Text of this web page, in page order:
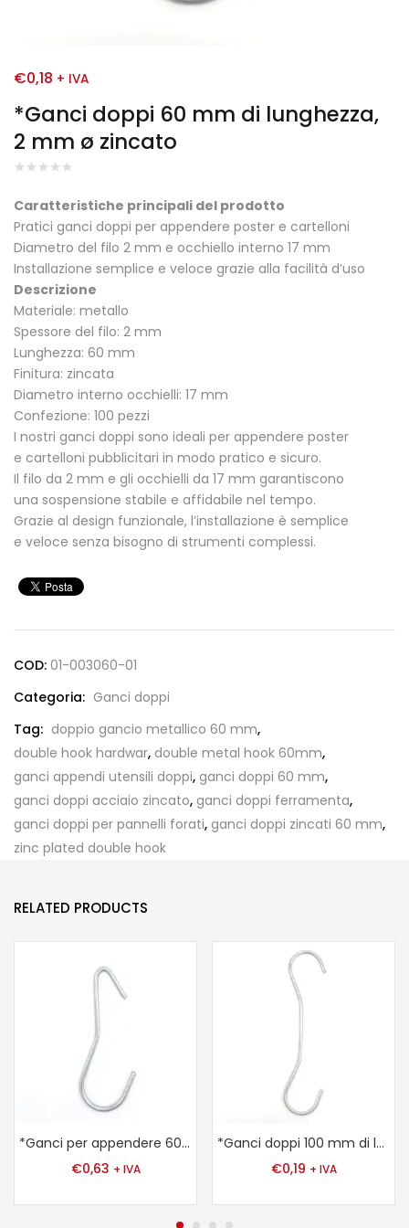
*Ganci doppi 60 mm di lunghezza,
2 mm ø zincato
€0,18 + IVA
Caratteristiche principali del prodotto
Pratici ganci doppi per appendere poster e cartelloni
Diametro del filo 2 mm e occhiello interno 17 mm
Installazione semplice e veloce grazie alla facilità d’uso
Descrizione
Materiale: metallo
Spessore del filo: 2 mm
Lunghezza: 60 mm
Finitura: zincata
Diametro interno occhielli: 17 mm
Confezione: 100 pezzi
I nostri ganci doppi sono ideali per appendere poster
e cartelloni pubblicitari in modo pratico e sicuro.
Il filo da 2 mm e gli occhielli da 17 mm garantiscono
una sospensione stabile e affidabile nel tempo.
Grazie al design funzionale, l’installazione è semplice
e veloce senza bisogno di strumenti complessi.
COD: 01-003060-01
Categoria: Ganci doppi
Tag: doppio gancio metallico 60 mm,
double hook hardwar, double metal hook 60mm,
ganci appendi utensili doppi, ganci doppi 60 mm,
ganci doppi acciaio zincato, ganci doppi ferramenta,
ganci doppi per pannelli forati, ganci doppi zincati 60 mm,
zinc plated double hook
RELATED PRODUCTS
*Ganci per appendere 60 mm
€0,63 + IVA
*Ganci doppi 100 mm di lunghezza, 2 mm ø zincato
€0,19 + IVA